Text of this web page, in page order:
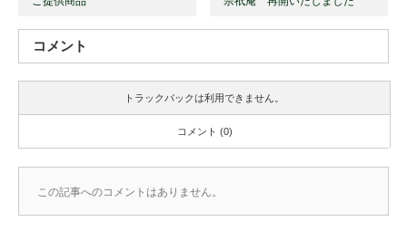
コメント
トラックバックは利用できません。
コメント (0)
この記事へのコメントはありません。